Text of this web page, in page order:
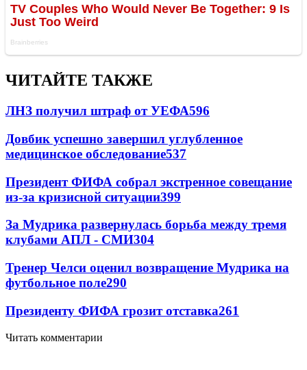
ЧИТАЙТЕ ТАКЖЕ
ЛНЗ получил штраф от УЕФА596
Довбик успешно завершил углубленное
медицинское обследование537
Президент ФИФА собрал экстренное совещание
из-за кризисной ситуации399
За Мудрика развернулась борьба между тремя
клубами АПЛ - СМИ304
Тренер Челси оценил возвращение Мудрика на
футбольное поле290
Президенту ФИФА грозит отставка261
Читать комментарии